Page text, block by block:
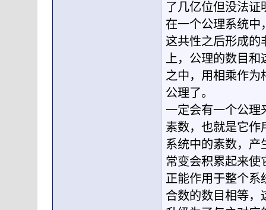
了几亿位但没法证
在一个公理系统中
这共性之后形成的
上，公理的数目
之中，用相乘作为
公理了。
一定会有一个公理
素数，也就是它作
系统中的素数，产
常变会积累起来使
正能作用于整个系
合数的数目相等，